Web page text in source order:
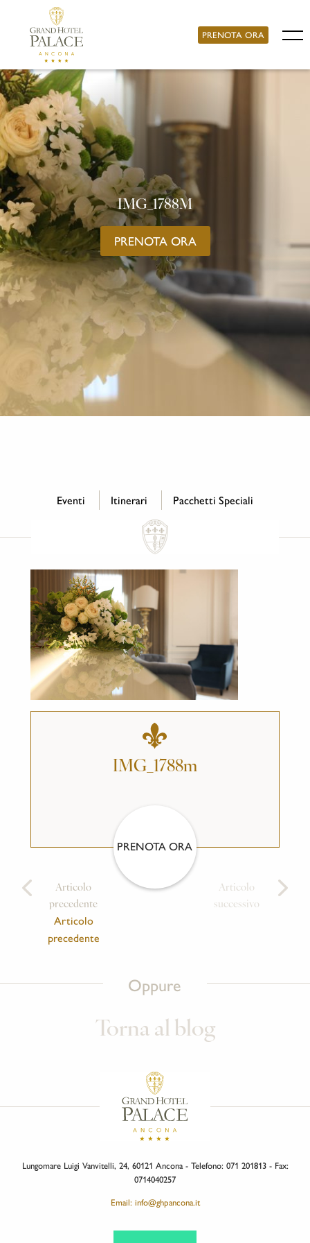
PRENOTA ORA
IMG_1788M
PRENOTA ORA
Eventi Itinerari Pacchetti Speciali
IMG_1788m
PRENOTA ORA
Articolo
precedente
Articolo
precedente
Articolo
successivo
Oppure
Torna al blog
Lungomare Luigi Vanvitelli, 24, 60121 Ancona - Telefono: 071 201813 - Fax:
0714040257
Email: info@ghpancona.it